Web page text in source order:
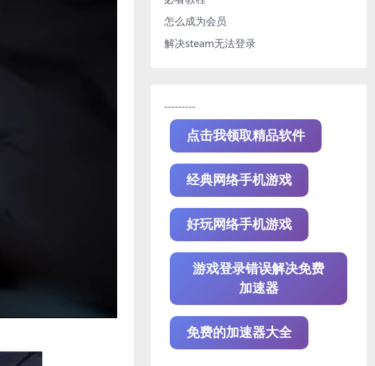
怎么成为会员
解决steam无法登录
---------
点击我领取精品软件
经典网络手机游戏
好玩网络手机游戏
游戏登录错误解决免费
加速器
免费的加速器大全